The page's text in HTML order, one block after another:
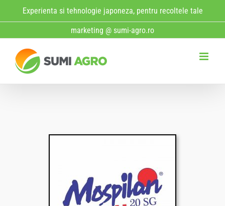
to
Experienta si tehnologie japoneza, pentru recoltele tale
marketing @ sumi-agro.ro